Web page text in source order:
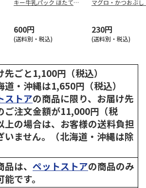
キー牛乳パック ほたて味 4
600円
(送料別・税込)
マグロ・かつおぶし
230円
(送料別・税込)
先ごと1,100円（税込）
・沖縄は1,650円（税込）
ストアの商品に限り、お届け先
ご注文金額が11,000円（税
上の場合は、お客様の送料負担
いません。（北海道・沖縄は除
は、 ペットストアの商品のみ
です。